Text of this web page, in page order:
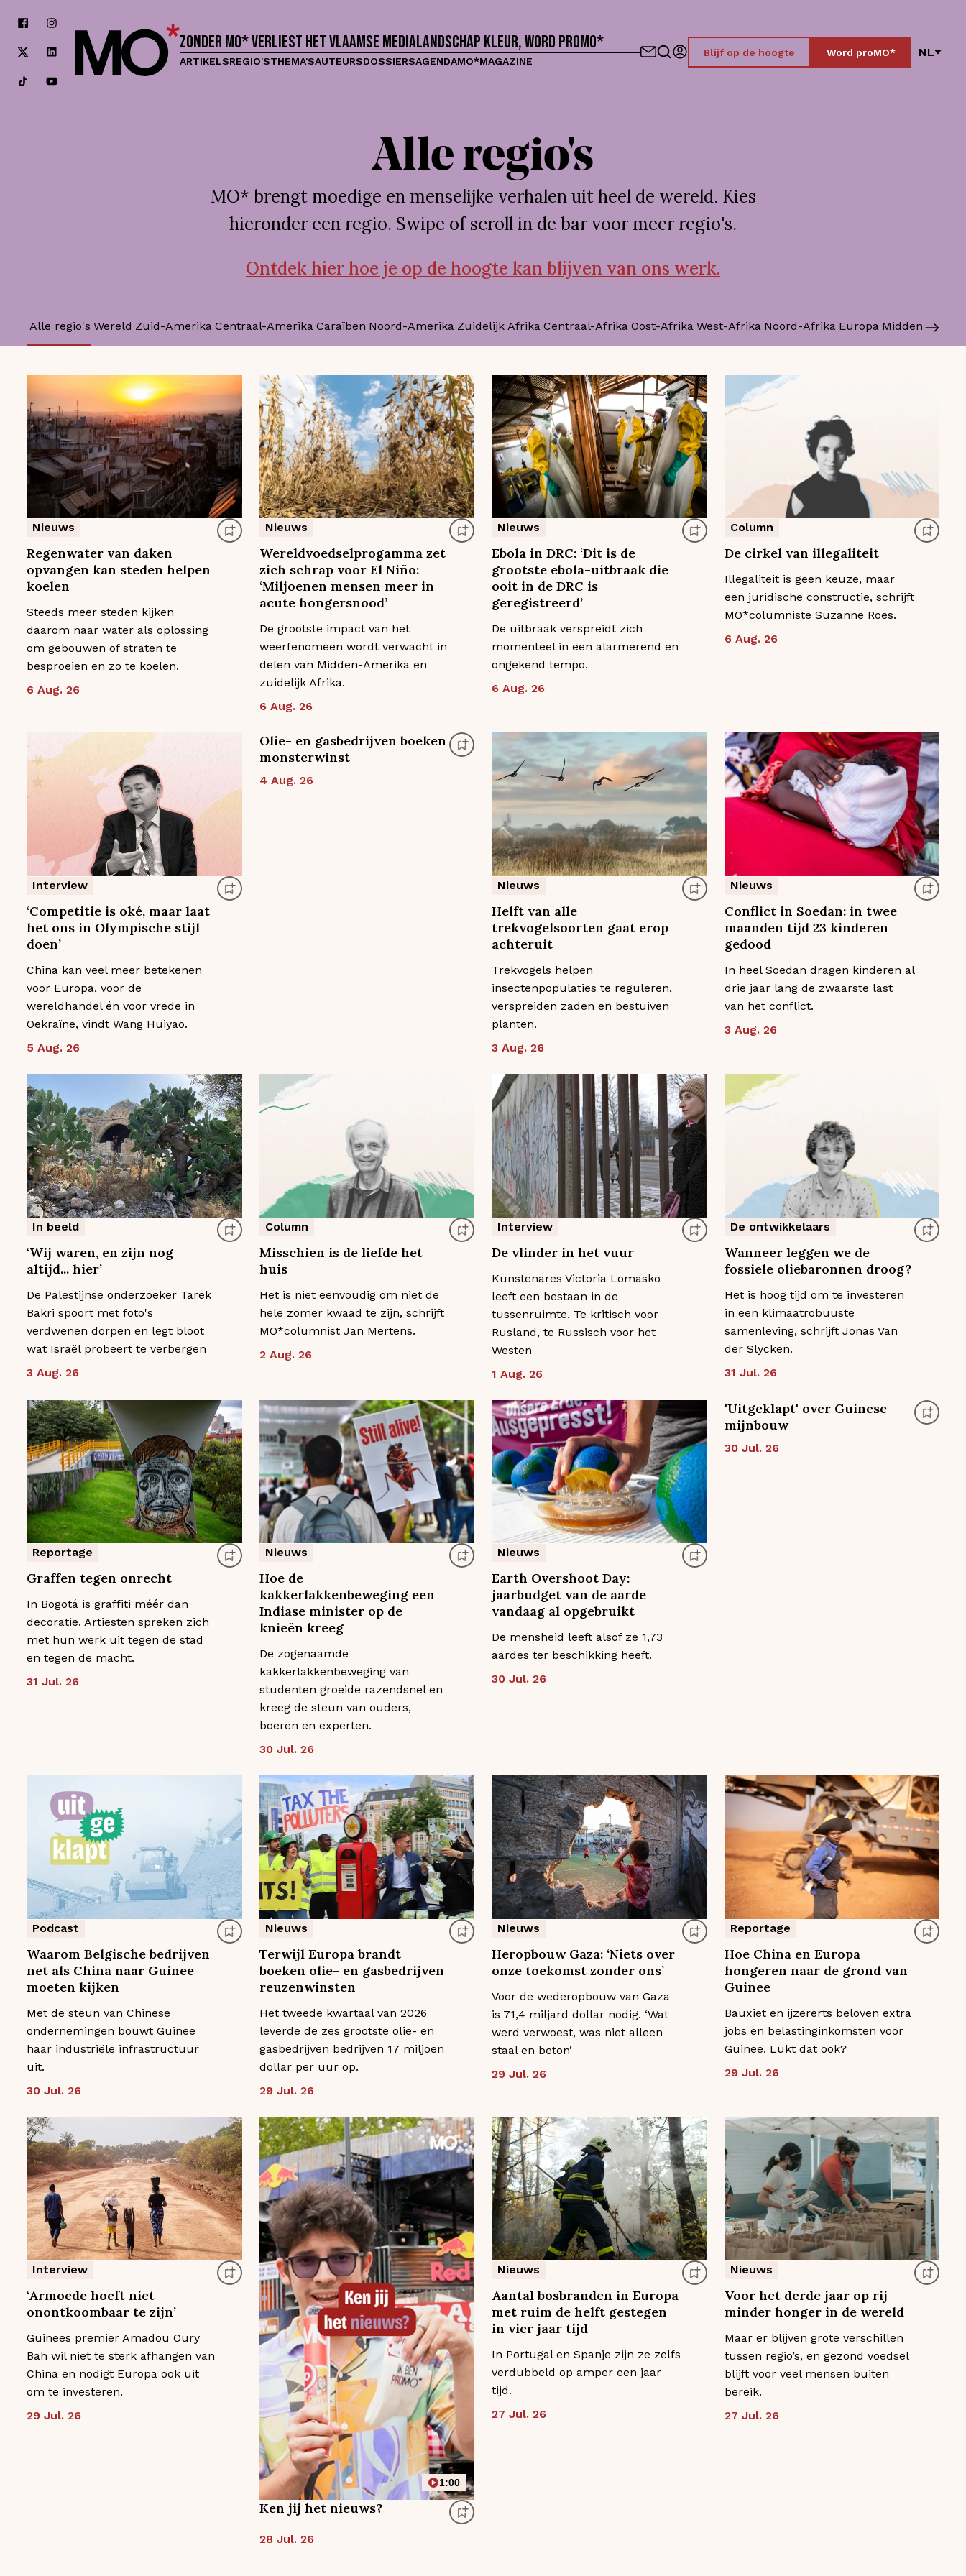
Zonder MO* verliest het Vlaamse medialandschap kleur, word proMO*
ARTIKELSREGIO'STHEMA'SAUTEURSDOSSIERSAGENDAMO*MAGAZINE
Blijf op de hoogte Word proMO* NL
Alle regio's
MO* brengt moedige en menselijke verhalen uit heel de wereld. Kies
hieronder een regio. Swipe of scroll in de bar voor meer regio's.
Ontdek hier hoe je op de hoogte kan blijven van ons werk.
Alle regio's Wereld Zuid-Amerika Centraal-Amerika Caraïben Noord-Amerika Zuidelijk Afrika Centraal-Afrika Oost-Afrika West-Afrika Noord-Afrika Europa Midden-Oosten
Nieuws
Regenwater van daken
opvangen kan steden helpen
koelen
Steeds meer steden kijken
daarom naar water als oplossing
om gebouwen of straten te
besproeien en zo te koelen.
6 Aug. 26
Nieuws
Wereldvoedselprogamma zet
zich schrap voor El Niño:
‘Miljoenen mensen meer in
acute hongersnood’
De grootste impact van het
weerfenomeen wordt verwacht in
delen van Midden-Amerika en
zuidelijk Afrika.
6 Aug. 26
Nieuws
Ebola in DRC: ‘Dit is de
grootste ebola-uitbraak die
ooit in de DRC is
geregistreerd’
De uitbraak verspreidt zich
momenteel in een alarmerend en
ongekend tempo.
6 Aug. 26
Column
De cirkel van illegaliteit
Illegaliteit is geen keuze, maar
een juridische constructie, schrijft
MO*columniste Suzanne Roes.
6 Aug. 26
Interview
‘Competitie is oké, maar laat
het ons in Olympische stijl
doen’
China kan veel meer betekenen
voor Europa, voor de
wereldhandel én voor vrede in
Oekraïne, vindt Wang Huiyao.
5 Aug. 26
Olie- en gasbedrijven boeken
monsterwinst
4 Aug. 26
Nieuws
Helft van alle
trekvogelsoorten gaat erop
achteruit
Trekvogels helpen
insectenpopulaties te reguleren,
verspreiden zaden en bestuiven
planten.
3 Aug. 26
Nieuws
Conflict in Soedan: in twee
maanden tijd 23 kinderen
gedood
In heel Soedan dragen kinderen al
drie jaar lang de zwaarste last
van het conflict.
3 Aug. 26
In beeld
‘Wij waren, en zijn nog
altijd... hier’
De Palestijnse onderzoeker Tarek
Bakri spoort met foto's
verdwenen dorpen en legt bloot
wat Israël probeert te verbergen
3 Aug. 26
Column
Misschien is de liefde het
huis
Het is niet eenvoudig om niet de
hele zomer kwaad te zijn, schrijft
MO*columnist Jan Mertens.
2 Aug. 26
Interview
De vlinder in het vuur
Kunstenares Victoria Lomasko
leeft een bestaan in de
tussenruimte. Te kritisch voor
Rusland, te Russisch voor het
Westen
1 Aug. 26
De ontwikkelaars
Wanneer leggen we de
fossiele oliebaronnen droog?
Het is hoog tijd om te investeren
in een klimaatrobuuste
samenleving, schrijft Jonas Van
der Slycken.
31 Jul. 26
Reportage
Graffen tegen onrecht
In Bogotá is graffiti méér dan
decoratie. Artiesten spreken zich
met hun werk uit tegen de stad
en tegen de macht.
31 Jul. 26
Nieuws
Hoe de
kakkerlakkenbeweging een
Indiase minister op de
knieën kreeg
De zogenaamde
kakkerlakkenbeweging van
studenten groeide razendsnel en
kreeg de steun van ouders,
boeren en experten.
30 Jul. 26
Nieuws
Earth Overshoot Day:
jaarbudget van de aarde
vandaag al opgebruikt
De mensheid leeft alsof ze 1,73
aardes ter beschikking heeft.
30 Jul. 26
'Uitgeklapt' over Guinese
mijnbouw
30 Jul. 26
Podcast
Waarom Belgische bedrijven
net als China naar Guinee
moeten kijken
Met de steun van Chinese
ondernemingen bouwt Guinee
haar industriële infrastructuur
uit.
30 Jul. 26
Nieuws
Terwijl Europa brandt
boeken olie- en gasbedrijven
reuzenwinsten
Het tweede kwartaal van 2026
leverde de zes grootste olie- en
gasbedrijven bedrijven 17 miljoen
dollar per uur op.
29 Jul. 26
Nieuws
Heropbouw Gaza: ‘Niets over
onze toekomst zonder ons’
Voor de wederopbouw van Gaza
is 71,4 miljard dollar nodig. ‘Wat
werd verwoest, was niet alleen
staal en beton’
29 Jul. 26
Reportage
Hoe China en Europa
hongeren naar de grond van
Guinee
Bauxiet en ijzererts beloven extra
jobs en belastinginkomsten voor
Guinee. Lukt dat ook?
29 Jul. 26
Interview
‘Armoede hoeft niet
onontkoombaar te zijn’
Guinees premier Amadou Oury
Bah wil niet te sterk afhangen van
China en nodigt Europa ook uit
om te investeren.
29 Jul. 26
1:00
Ken jij het nieuws?
28 Jul. 26
Nieuws
Aantal bosbranden in Europa
met ruim de helft gestegen
in vier jaar tijd
In Portugal en Spanje zijn ze zelfs
verdubbeld op amper een jaar
tijd.
27 Jul. 26
Nieuws
Voor het derde jaar op rij
minder honger in de wereld
Maar er blijven grote verschillen
tussen regio’s, en gezond voedsel
blijft voor veel mensen buiten
bereik.
27 Jul. 26